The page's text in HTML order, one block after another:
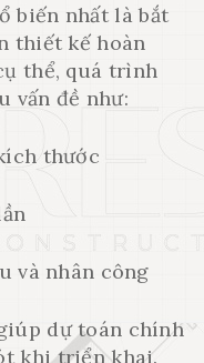
biến nhất là bắt
thiết kế hoàn
thể, quá trình
vấn đề như:
thước
và nhân công
dự toán chính
khi triển khai.